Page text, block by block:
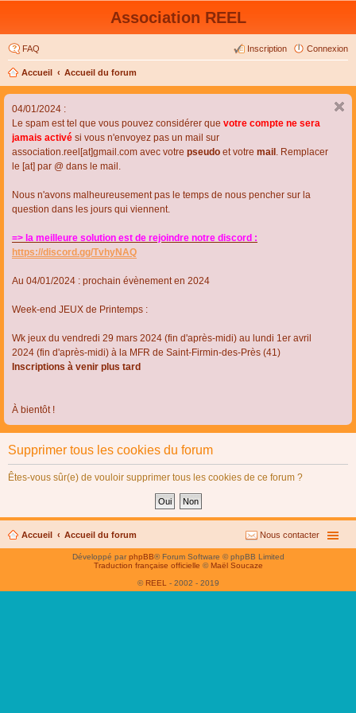
Association REEL
FAQ Connexion
Inscription
Accueil Accueil du forum
04/01/2024 :
Le spam est tel que vous pouvez considérer que votre compte ne sera
jamais activé si vous n'envoyez pas un mail sur
association.reel[at]gmail.com avec votre pseudo et votre mail . Remplacer
le [at] par @ dans le mail.
Nous n'avons malheureusement pas le temps de nous pencher sur la
question dans les jours qui viennent.
=> la meilleure solution est de rejoindre notre discord :
https://discord.gg/TvhyNAQ
Au 04/01/2024 : prochain évènement en 2024
Week-end JEUX de Printemps :
Wk jeux du vendredi 29 mars 2024 (fin d'après-midi) au lundi 1er avril
2024 (fin d'après-midi) à la MFR de Saint-Firmin-des-Près (41)
Inscriptions à venir plus tard
À bientôt !
Supprimer tous les cookies du forum
Êtes-vous sûr(e) de vouloir supprimer tous les cookies de ce forum ?
Accueil Accueil du forum Nous contacter
Développé parphpBB® Forum Software © phpBB Limited
Traduction française officielle © Maël Soucaze
© REEL - 2002 - 2019